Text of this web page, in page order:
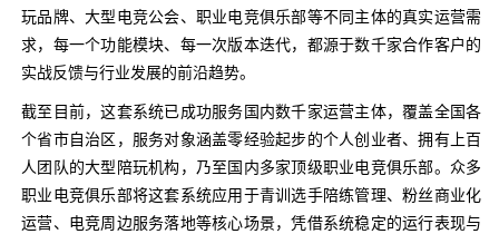
玩品牌、大型电竞公会、职业电竞俱乐部等不同主体的真实运营需
求，每一个功能模块、每一次版本迭代，都源于数千家合作客户的
实战反馈与行业发展的前沿趋势。
截至目前，这套系统已成功服务国内数千家运营主体，覆盖全国各
个省市自治区，服务对象涵盖零经验起步的个人创业者、拥有上百
人团队的大型陪玩机构，乃至国内多家顶级职业电竞俱乐部。众多
职业电竞俱乐部将这套系统应用于青训选手陪练管理、粉丝商业化
运营、电竞周边服务落地等核心场景，凭借系统稳定的运行表现与